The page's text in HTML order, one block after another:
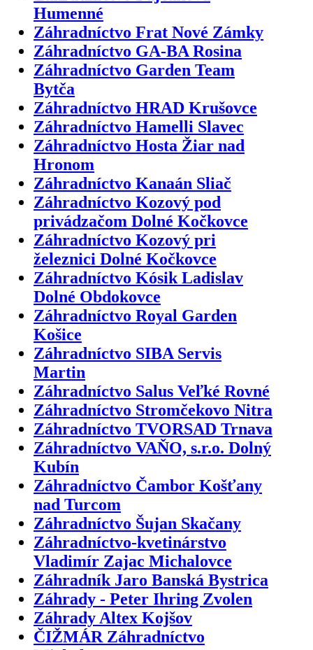
Humenné
Záhradníctvo Frat Nové Zámky
Záhradníctvo GA-BA Rosina
Záhradníctvo Garden Team
Bytča
Záhradníctvo HRAD Krušovce
Záhradníctvo Hamelli Slavec
Záhradníctvo Hosta Žiar nad
Hronom
Záhradníctvo Kanaán Sliač
Záhradníctvo Kozový pod
privádzačom Dolné Kočkovce
Záhradníctvo Kozový pri
železnici Dolné Kočkovce
Záhradníctvo Kósik Ladislav
Dolné Obdokovce
Záhradníctvo Royal Garden
Košice
Záhradníctvo SIBA Servis
Martin
Záhradníctvo Salus Veľké Rovné
Záhradníctvo Stromčekovo Nitra
Záhradníctvo TVORSAD Trnava
Záhradníctvo VAŇO, s.r.o. Dolný
Kubín
Záhradníctvo Čambor Košťany
nad Turcom
Záhradníctvo Šujan Skačany
Záhradníctvo-kvetinárstvo
Vladimír Zajac Michalovce
Záhradník Jaro Banská Bystrica
Záhrady - Peter Ihring Zvolen
Záhrady Altex Kojšov
ČIŽMÁR Záhradníctvo